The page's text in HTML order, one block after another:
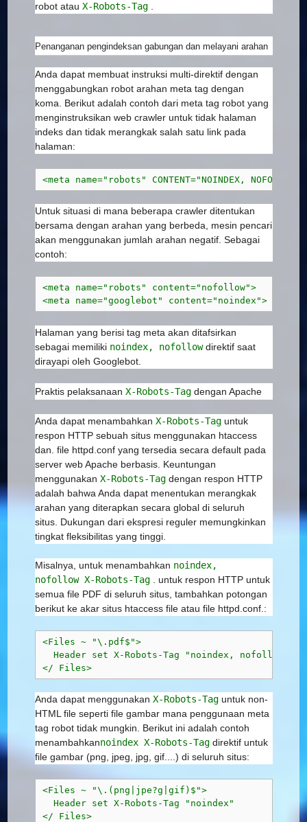
robot atauX-Robots-Tag
Penanganan pengindeksan gabungan dan melayani arahan
Anda dapat membuat instruksi multi-direktif dengan
menggabungkan robot arahan meta tag dengan
koma. Berikut adalah contoh dari meta tag robot yang
menginstruksikan web crawler untuk tidak halaman
indeks dan tidak merangkak salah satu link pada
halaman:
<meta name="robots" CONTENT="NOINDEX, NOFOLLOW">
Untuk situasi di mana beberapa crawler ditentukan
bersama dengan arahan yang berbeda, mesin pencari
akan menggunakan jumlah arahan negatif. Sebagai
contoh:
<meta name="robots" content="nofollow">
<meta name="googlebot" content="noindex">
Halaman yang berisi tag meta akan ditafsirkan
sebagai memiliki noindex, nofollowdirektif saat
dirayapi oleh Googlebot.
Praktis pelaksanaanX-Robots-Tag dengan Apache
Anda dapat menambahkanX-Robots-Tag untuk
respon HTTP sebuah situs menggunakan htaccess
dan. file httpd.conf yang tersedia secara default pada
server web Apache berbasis. Keuntungan
menggunakanX-Robots-Tag dengan respon HTTP
adalah bahwa Anda dapat menentukan merangkak
arahan yang diterapkan secara global di seluruh
situs. Dukungan dari ekspresi reguler memungkinkan
tingkat fleksibilitas yang tinggi.
Misalnya, untuk menambahkan noindex,
nofollowX-Robots-Tag . untuk respon HTTP untuk
semua file PDF di seluruh situs, tambahkan potongan
berikut ke akar situs htaccess file atau file httpd.conf.:
<Files ~ "\.pdf$">
  Header set X-Robots-Tag "noindex, nofollow"
</ Files>
Anda dapat menggunakanX-Robots-Tag untuk non-
HTML file seperti file gambar mana penggunaan meta
tag robot tidak mungkin. Berikut ini adalah contoh
menambahkannoindexX-Robots-Tag direktif untuk
file gambar (png, jpeg, jpg, gif....) di seluruh situs:
<Files ~ "\.(png|jpe?g|gif)$">
  Header set X-Robots-Tag "noindex"
</ Files>